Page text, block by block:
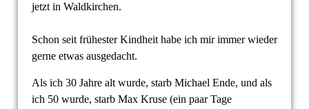
jetzt in Waldkirchen.
Schon seit frühester Kindheit habe ich mir immer wieder
gerne etwas ausgedacht.
Als ich 30 Jahre alt wurde, starb Michael Ende, und als
ich 50 wurde, starb Max Kruse (ein paar Tage